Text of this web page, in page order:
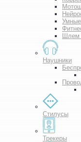
Шлем
Наушники
Стилусы
Трекеры